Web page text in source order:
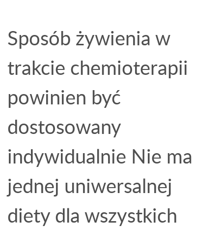
Sposób żywienia w
trakcie chemioterapii
powinien być
dostosowany
indywidualnie Nie ma
jednej uniwersalnej
diety dla wszystkich